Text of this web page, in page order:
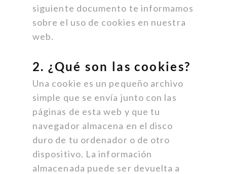
siguiente documento te informamos
sobre el uso de cookies en nuestra
web.
2. ¿Qué son las cookies?
Una cookie es un pequeño archivo
simple que se envía junto con las
páginas de esta web y que tu
navegador almacena en el disco
duro de tu ordenador o de otro
dispositivo. La información
almacenada puede ser devuelta a